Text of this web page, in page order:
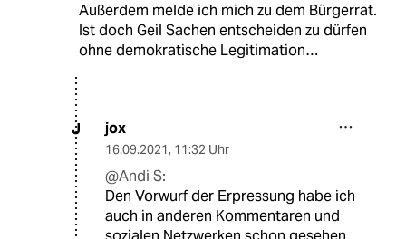
Außerdem melde ich mich zu dem Bürgerrat.
Ist doch Geil Sachen entscheiden zu dürfen
ohne demokratische Legitimation…
J jox
16.09.2021, 11:32 Uhr
@Andi S:
Den Vorwurf der Erpressung habe ich
auch in anderen Kommentaren und